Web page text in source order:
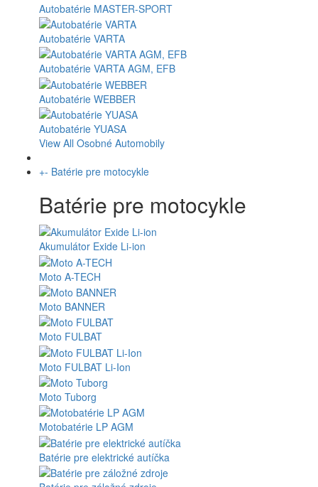
Autobatérie MASTER-SPORT
Autobatérie VARTA
Autobatérie VARTA AGM, EFB
Autobatérie WEBBER
Autobatérie YUASA
View All Osobné Automobily
+- Batérie pre motocykle
Batérie pre motocykle
Akumulátor Exide Li-ion
Moto A-TECH
Moto BANNER
Moto FULBAT
Moto FULBAT Li-Ion
Moto Tuborg
Motobatérie LP AGM
Batérie pre elektrické autíčka